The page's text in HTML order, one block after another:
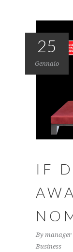
25
Gennaio
IF
By manager
Business